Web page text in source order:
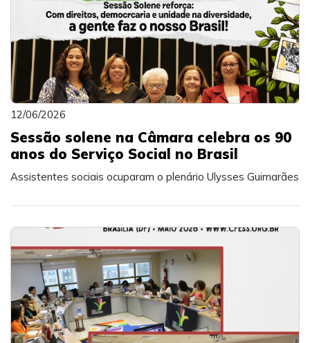
12/06/2026
Sessão solene na Câmara celebra os 90
anos do Serviço Social no Brasil
Assistentes sociais ocuparam o plenário Ulysses Guimarães